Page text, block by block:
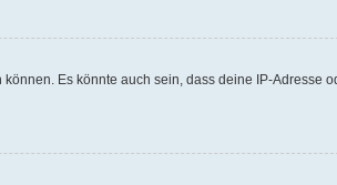
Es könnte auch sein, dass deine IP-Adresse